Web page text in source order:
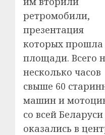
ретромобили,
презентация
которых прошла
площади. Всего
несколько часов
свыше 60
машин и
со всей Беларуси
оказались в